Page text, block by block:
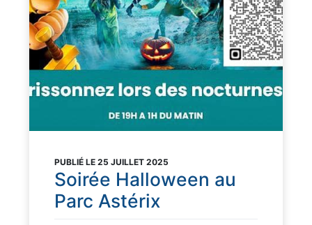
PUBLIÉ LE 25 JUILLET 2025
Soirée Halloween au
Parc Astérix